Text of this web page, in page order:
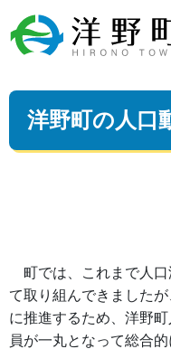
洋野町の人口
町では、これまで人口
て取り組んできました
に推進するため、洋野
員が一丸となって総合